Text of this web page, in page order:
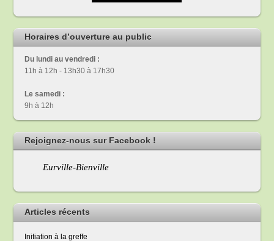
Horaires d’ouverture au public
Du lundi au vendredi :
11h à 12h - 13h30 à 17h30
Le samedi :
9h à 12h
Rejoignez-nous sur Facebook !
Eurville-Bienville
Articles récents
Initiation à la greffe